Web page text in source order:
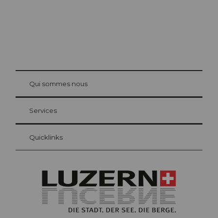
Carte d’hôte Lucerne
Vos avantages en tant qu'hôte pour la nuit
at Bre
Qui sommes nous
Services
Quicklinks